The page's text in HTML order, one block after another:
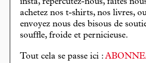
insta, répercutez-nous, faites
achetez nos t-shirts, nos livres,
envoyez nous des bisous de
souffle, froide et pernicieuse.
Tout cela se passe ici :